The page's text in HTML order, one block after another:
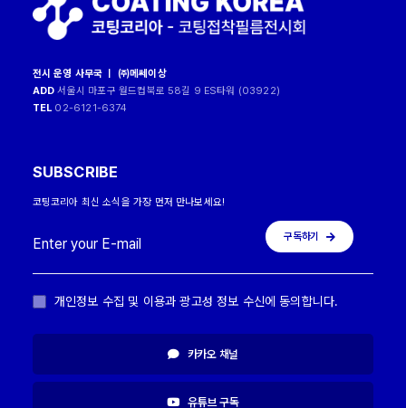
전시 운영 사무국 ㅣ ㈜메쎄이상
ADD 서울시 마포구 월드컵북로 58길 9 ES타워 (03922)
TEL 02-6121-6374
SUBSCRIBE
코팅코리아 최신 소식을 가장 먼저 만나보세요!
구독하기
개인정보 수집 및 이용과 광고성 정보 수신에 동의합니다.
카카오 채널
유튜브 구독